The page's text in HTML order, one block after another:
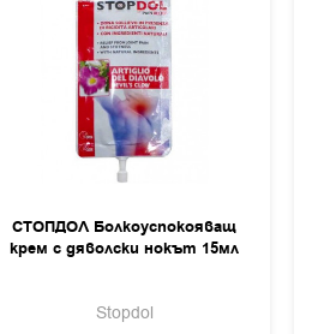
СТОПДОЛ Болкоуспокояващ
крем с дяволски нокът 15мл
Stopdol